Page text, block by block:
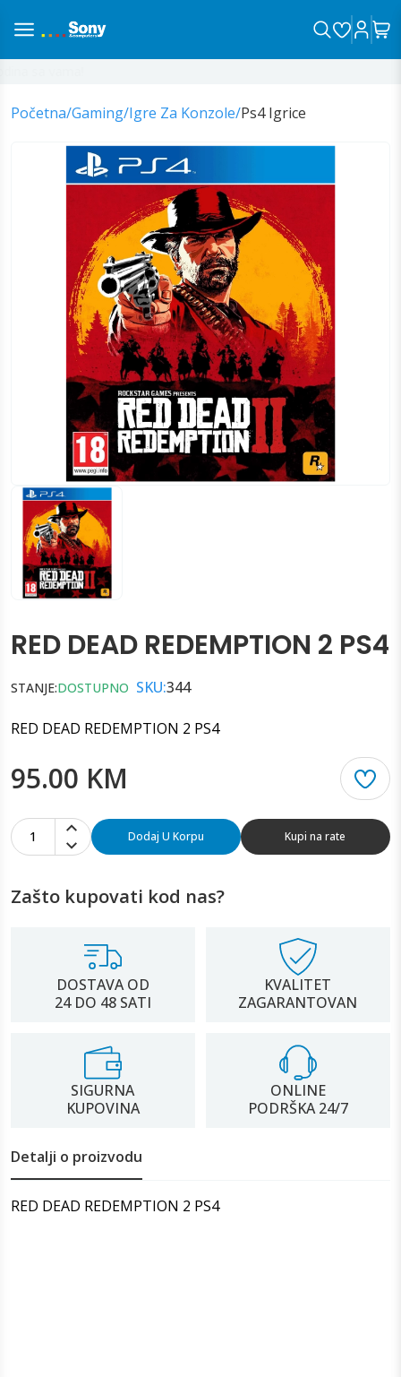
Početna/Gaming/Igre Za Konzole/Ps4 Igrice
RED DEAD REDEMPTION 2 PS4
STANJE:DOSTUPNO SKU:344
RED DEAD REDEMPTION 2 PS4
95.00 KM
1 Dodaj U Korpu Kupi na rate
Zašto kupovati kod nas?
DOSTAVA OD
24 DO 48 SATI
KVALITET
ZAGARANTOVAN
SIGURNA
KUPOVINA
ONLINE
PODRŠKA 24/7
Detalji o proizvodu
RED DEAD REDEMPTION 2 PS4